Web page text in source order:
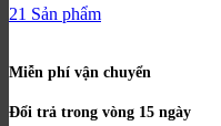
21 Sản phẩm
Miễn phí vận chuyển
Đổi trả trong vòng 15 ngày